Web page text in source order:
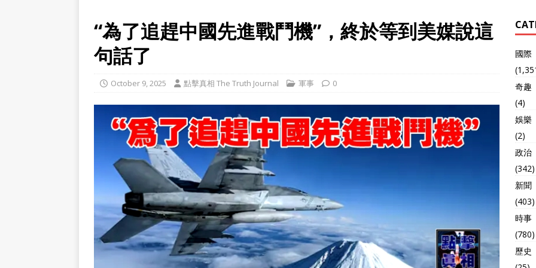
“為了追趕中國先進戰鬥機”，終於等到美媒說這
句話了
October 9, 2025 點擊真相 The Truth Journal 軍事 0
國際
奇趣
(4)
娛樂
(2)
政治
(342)
新聞
(403)
時事
(780)
歷史